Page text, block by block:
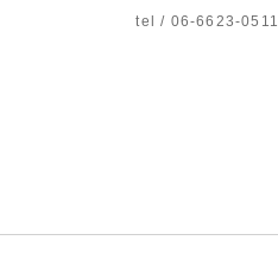
tel / 06-6623-0511